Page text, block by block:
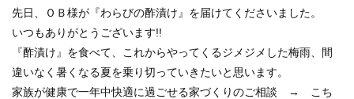
先日、ＯＢ様が『わらびの酢漬け』を届けてくださいました。
いつもありがとうございます!!
『酢漬け』を食べて、これからやってくるジメジメした梅雨、間
違いなく暑くなる夏を乗り切っていきたいと思います。
家族が健康で一年中快適に過ごせる家づくりのご相談 →
こち